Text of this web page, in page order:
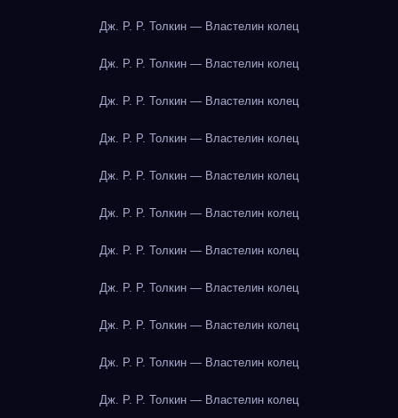
Дж. Р. Р. Толкин — Властелин колец
Дж. Р. Р. Толкин — Властелин колец
Дж. Р. Р. Толкин — Властелин колец
Дж. Р. Р. Толкин — Властелин колец
Дж. Р. Р. Толкин — Властелин колец
Дж. Р. Р. Толкин — Властелин колец
Дж. Р. Р. Толкин — Властелин колец
Дж. Р. Р. Толкин — Властелин колец
Дж. Р. Р. Толкин — Властелин колец
Дж. Р. Р. Толкин — Властелин колец
Дж. Р. Р. Толкин — Властелин колец